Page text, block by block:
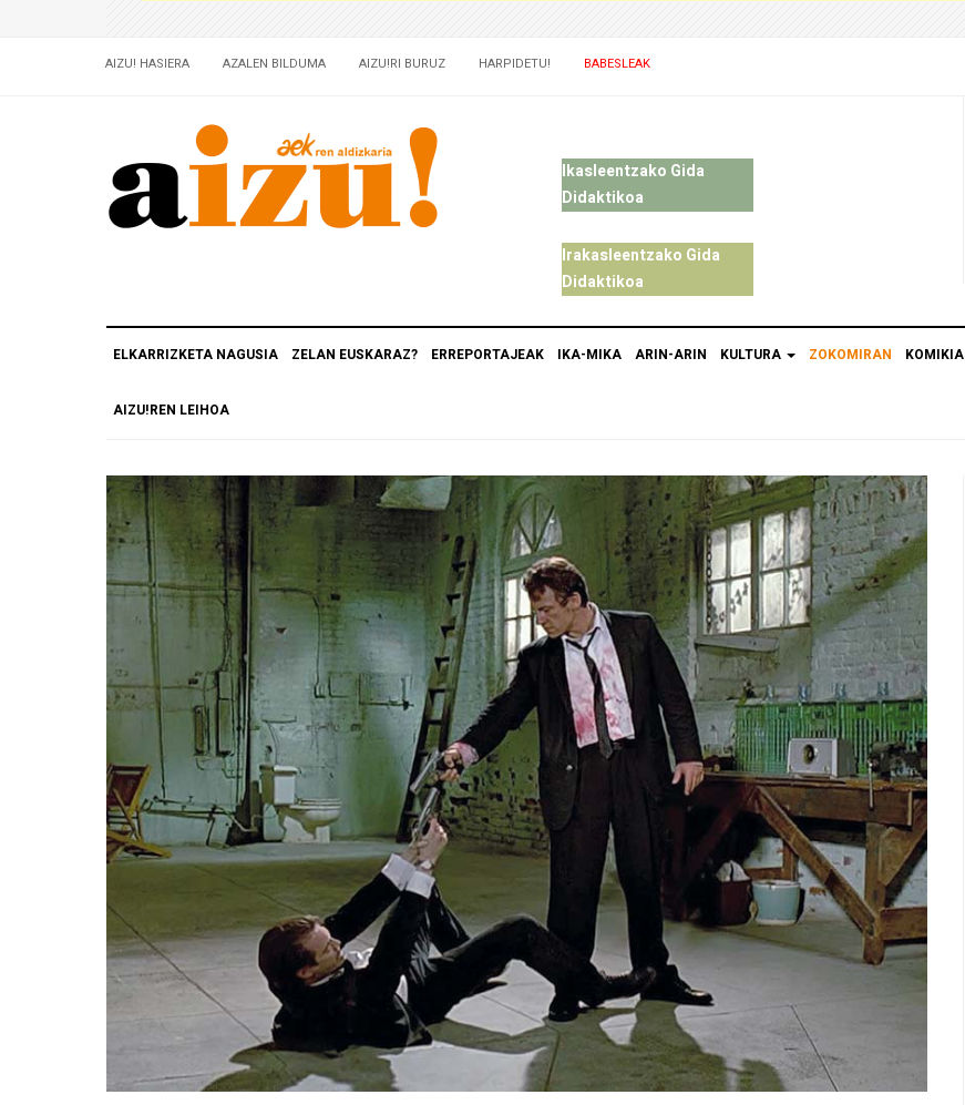
AIZU! HASIERA AZALEN BILDUMA AIZU!RI BURUZ HARPIDETU! BABESLEAK
Ikasleentzako Gida
Didaktikoa
Irakasleentzako Gida
Didaktikoa
ELKARRIZKETA NAGUSIA ZELAN EUSKARAZ? ERREPORTAJEAK IKA-MIKA ARIN-ARIN KULTURA ZOKOMIRAN KOMIKIA
AIZU!REN LEIHOA